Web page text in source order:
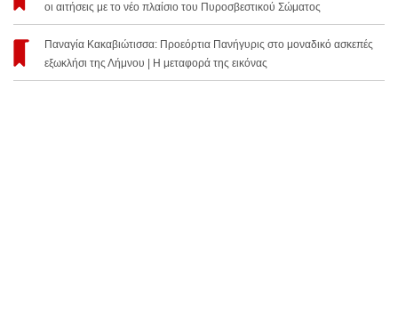
οι αιτήσεις με το νέο πλαίσιο του Πυροσβεστικού Σώματος
Παναγία Κακαβιώτισσα: Προεόρτια Πανήγυρις στο μοναδικό ασκεπές
εξωκλήσι της Λήμνου | Η μεταφορά της εικόνας